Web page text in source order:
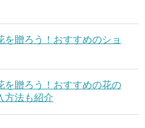
を贈ろう！おすすめのショ
を贈ろう！おすすめの花の
方法も紹介